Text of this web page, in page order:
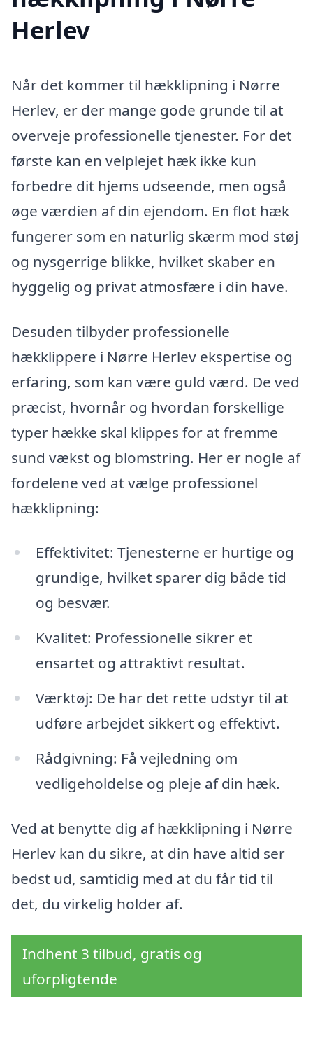
Herlev
Når det kommer til hækklipning i Nørre
Herlev, er der mange gode grunde til at
overveje professionelle tjenester. For det
første kan en velplejet hæk ikke kun
forbedre dit hjems udseende, men også
øge værdien af din ejendom. En flot hæk
fungerer som en naturlig skærm mod støj
og nysgerrige blikke, hvilket skaber en
hyggelig og privat atmosfære i din have.
Desuden tilbyder professionelle
hækklippere i Nørre Herlev ekspertise og
erfaring, som kan være guld værd. De ved
præcist, hvornår og hvordan forskellige
typer hække skal klippes for at fremme
sund vækst og blomstring. Her er nogle af
fordelene ved at vælge professionel
hækklipning:
Effektivitet: Tjenesterne er hurtige og
grundige, hvilket sparer dig både tid
og besvær.
Kvalitet: Professionelle sikrer et
ensartet og attraktivt resultat.
Værktøj: De har det rette udstyr til at
udføre arbejdet sikkert og effektivt.
Rådgivning: Få vejledning om
vedligeholdelse og pleje af din hæk.
Ved at benytte dig af hækklipning i Nørre
Herlev kan du sikre, at din have altid ser
bedst ud, samtidig med at du får tid til
det, du virkelig holder af.
Indhent 3 tilbud, gratis og
uforpligtende